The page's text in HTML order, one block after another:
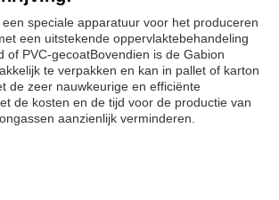
speciale apparatuur voor het produceren
een uitstekende oppervlaktebehandeling
of PVC-gecoatBovendien is de Gabion
te verpakken en kan in pallet of karton
de zeer nauwkeurige en efficiënte
de kosten en de tijd voor de productie van
aanzienlijk verminderen.